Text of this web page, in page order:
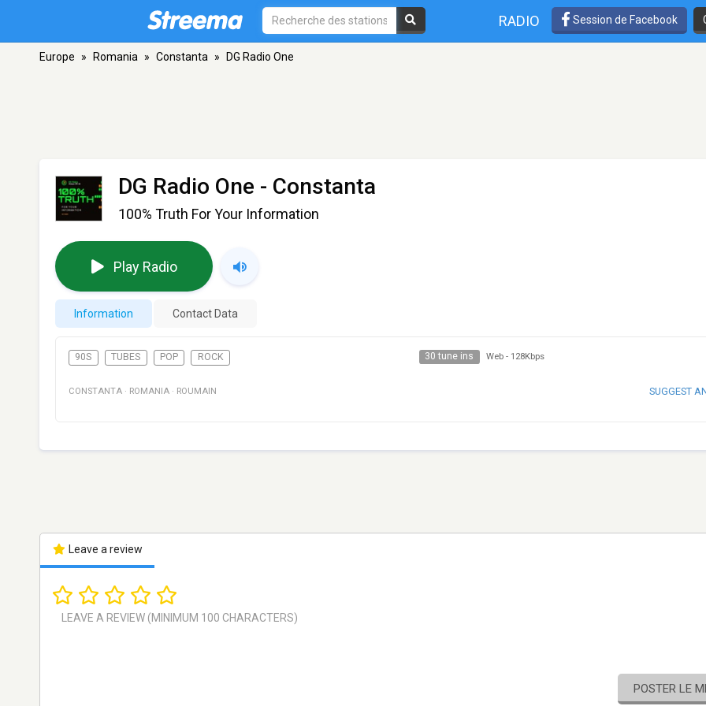
RADIO Session de Facebook
Europe » Romania » Constanta » DG Radio One
DG Radio One - Constanta
100% Truth For Your Information
Play Radio
Information Contact Data
90S TUBES POP ROCK 30 tune ins Web - 128Kbps
CONSTANTA · ROMANIA · ROUMAIN SUGGEST
Leave a review
POSTER LE